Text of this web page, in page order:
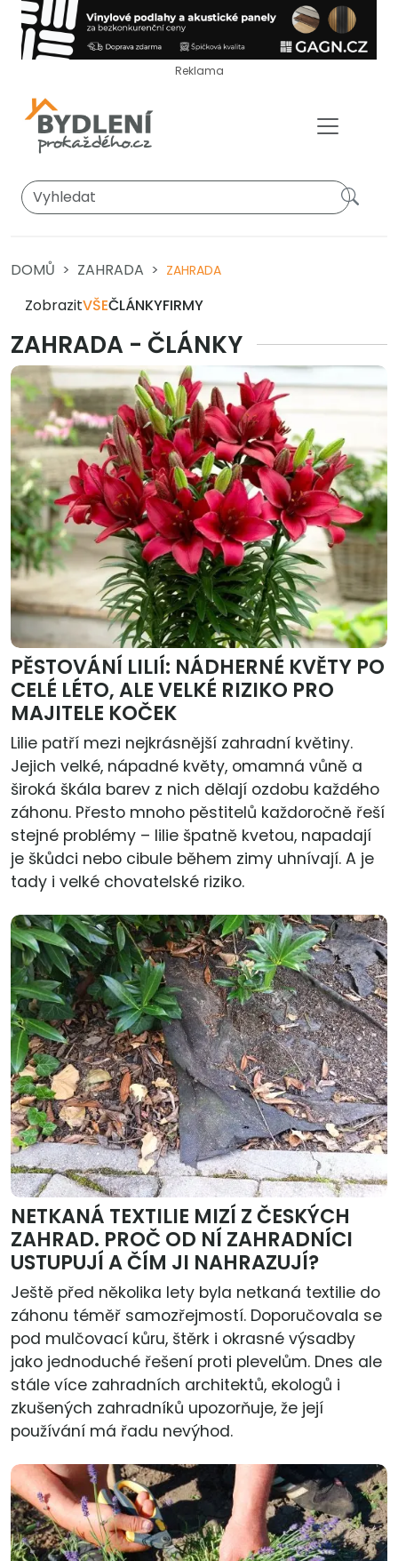
Reklama
DOMŮ ZAHRADA ZAHRADA
ZobrazitVŠEČLÁNKYFIRMY
ZAHRADA - ČLÁNKY
PĚSTOVÁNÍ LILIÍ: NÁDHERNÉ KVĚTY PO
CELÉ LÉTO, ALE VELKÉ RIZIKO PRO
MAJITELE KOČEK
Lilie patří mezi nejkrásnější zahradní květiny.
Jejich velké, nápadné květy, omamná vůně a
široká škála barev z nich dělají ozdobu každého
záhonu. Přesto mnoho pěstitelů každoročně řeší
stejné problémy – lilie špatně kvetou, napadají
je škůdci nebo cibule během zimy uhnívají. A je
tady i velké chovatelské riziko.
NETKANÁ TEXTILIE MIZÍ Z ČESKÝCH
ZAHRAD. PROČ OD NÍ ZAHRADNÍCI
USTUPUJÍ A ČÍM JI NAHRAZUJÍ?
Ještě před několika lety byla netkaná textilie do
záhonu téměř samozřejmostí. Doporučovala se
pod mulčovací kůru, štěrk i okrasné výsadby
jako jednoduché řešení proti plevelům. Dnes ale
stále více zahradních architektů, ekologů i
zkušených zahradníků upozorňuje, že její
používání má řadu nevýhod.